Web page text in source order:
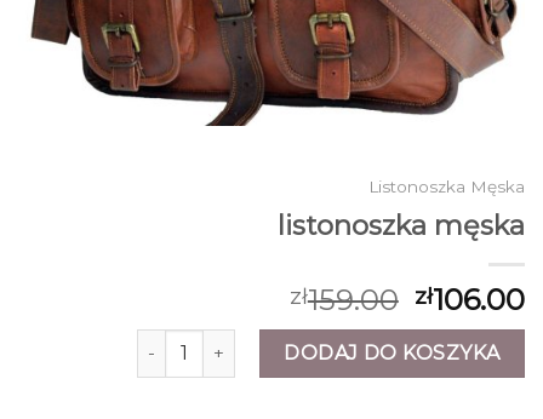
Listonoszka Męska
listonoszka męska
zł159.00 zł106.00
ilość listonoszka męskaDODAJ DO KOSZYKA